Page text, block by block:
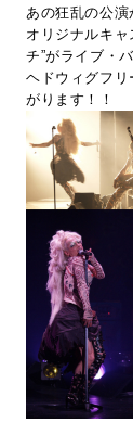
あの狂乱の公
オリジナルキ
チ”がライブ・
ヘドウィグフリ
がります！！